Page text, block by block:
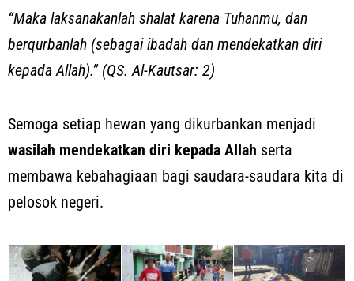
“Maka laksanakanlah shalat karena Tuhanmu, dan
berqurbanlah (sebagai ibadah dan mendekatkan diri
kepada Allah).” (QS. Al-Kautsar: 2)
Semoga setiap hewan yang dikurbankan menjadi
wasilah mendekatkan diri kepada Allah serta
membawa kebahagiaan bagi saudara-saudara kita di
pelosok negeri.